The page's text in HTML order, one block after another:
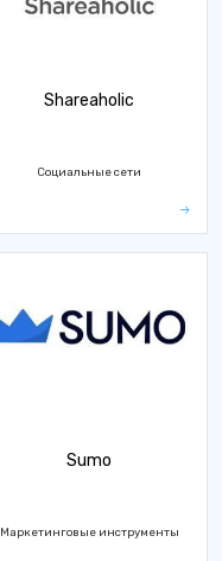
Shareaholic
Социальные сети
Sumo
Маркетинговые инструменты